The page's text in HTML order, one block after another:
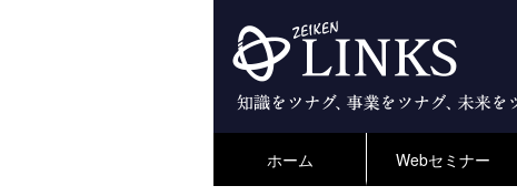
ホーム Webセミナー